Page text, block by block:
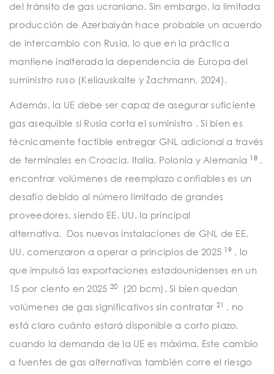
del tránsito de gas ucraniano. Sin embargo, la limitada
producción de Azerbaiyán hace probable un acuerdo
de intercambio con Rusia, lo que en la práctica
mantiene inalterada la dependencia de Europa del
suministro ruso (Keliauskaite y Zachmann, 2024).
Además, la UE debe ser capaz de asegurar suficiente
gas asequible si Rusia corta el suministro . Si bien es
técnicamente factible entregar GNL adicional a través
de terminales en Croacia, Italia, Polonia y Alemania 18,
encontrar volúmenes de reemplazo confiables es un
desafío debido al número limitado de grandes
proveedores, siendo EE. UU. la principal
alternativa. Dos nuevas instalaciones de GNL de EE.
UU. comenzaron a operar a principios de 2025 19, lo
que impulsó las exportaciones estadounidenses en un
15 por ciento en 2025 20
(20 bcm). Si bien quedan
volúmenes de gas significativos sin contratar 21
, no
está claro cuánto estará disponible a corto plazo,
cuando la demanda de la UE es máxima. Este cambio
a fuentes de gas alternativas también corre el riesgo